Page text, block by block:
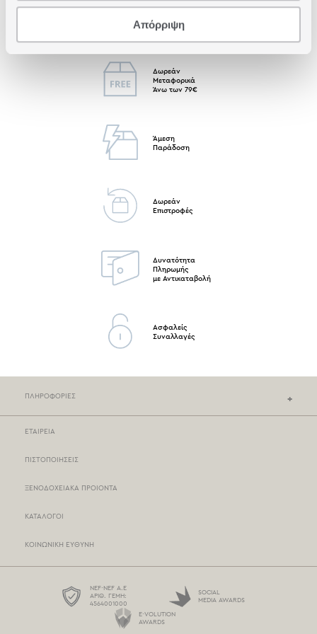
Απόρριψη
από κατάστημα
Δωρεάν
Μεταφορικά
Άνω των 79€
Άμεση
Παράδοση
Δωρεάν
Επιστροφές
Δυνατότητα
Πληρωμής
με Αντικαταβολή
Ασφαλείς
Συναλλαγές
ΠΛΗΡΟΦΟΡΙΕΣ
ΠΡΟΣΤΑΣΙΑ ΠΡΟΣΩΠΙΚΩΝ ΔΕΔΟΜΕΝΩΝ
ΕΤΑΙΡΕΙΑ
ΠΙΣΤΟΠΟΙΗΣΕΙΣ
ΞΕΝΟΔΟΧΕΙΑΚΑ ΠΡΟΙΟΝΤΑ
ΚΑΤΑΛΟΓΟΙ
ΚΟΙΝΩΝΙΚΗ ΕΥΘΥΝΗ
NEF-NEF Α.Ε
ΑΡΙΘ. ΓΕΜΗ:
4564001000
SOCIAL
MEDIA AWARDS
E-VOLUTION
AWARDS